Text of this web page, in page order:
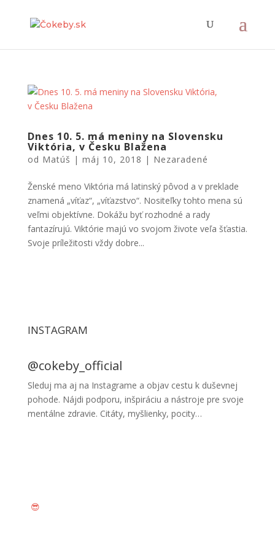
Dnes 10. 5. má meniny na Slovensku
Viktória, v Česku Blažena
od Matúš | máj 10, 2018 | Nezaradené
Ženské meno Viktória má latinský pôvod a v preklade
znamená „víťaz“, „víťazstvo“. Nositeľky tohto mena sú
veľmi objektívne. Dokážu byť rozhodné a rady
fantazírujú. Viktórie majú vo svojom živote veľa šťastia.
Svoje príležitosti vždy dobre...
INSTAGRAM
@cokeby_official
Sleduj ma aj na Instagrame a objav cestu k duševnej
pohode. Nájdi podporu, inšpiráciu a nástroje pre svoje
mentálne zdravie. Citáty, myšlienky, pocity…
😎